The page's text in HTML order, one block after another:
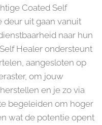
Coated Self
deur uit gaan vanuit
naar hun
Healer ondersteunt
aangesloten op
om jouw
en je zo via
begeleiden om hoger
wat de potentie opent